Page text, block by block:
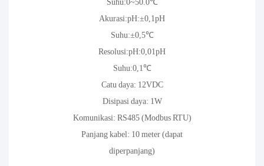
Akurasi:pH:±0,1pH
Suhu:±0,5℃
Resolusi:pH:0,01pH
Suhu:0,1℃
Catu daya: 12VDC
Disipasi daya: 1W
Komunikasi: RS485 (Modbus RTU)
Panjang kabel: 10 meter (dapat
diperpanjang)